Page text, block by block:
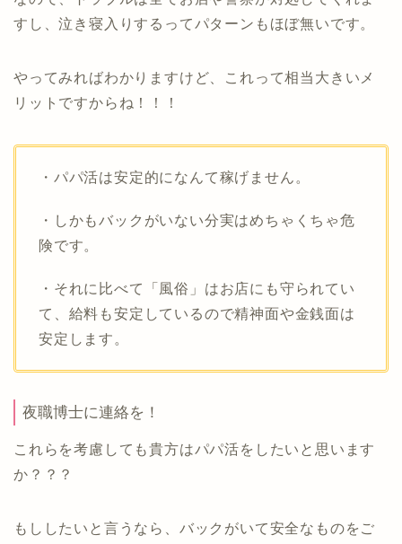
すし、泣き寝入りするってパターンもほぼ無いです。
やってみればわかりますけど、これって相当大きいメ
リットですからね！！！
・パパ活は安定的になんて稼げません。
・しかもバックがいない分実はめちゃくちゃ危
険です。
・それに比べて「風俗」はお店にも守られてい
て、給料も安定しているので精神面や金銭面は
安定します。
夜職博士に連絡を！
これらを考慮しても貴方はパパ活をしたいと思います
か？？？
もししたいと言うなら、バックがいて安全なものをご